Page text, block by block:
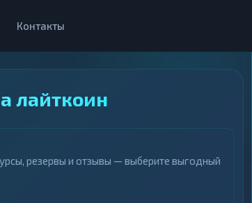
Контакты
лайткоин
резервы и отзывы — выберите выгодный